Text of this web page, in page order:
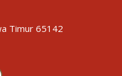
Timur 65142